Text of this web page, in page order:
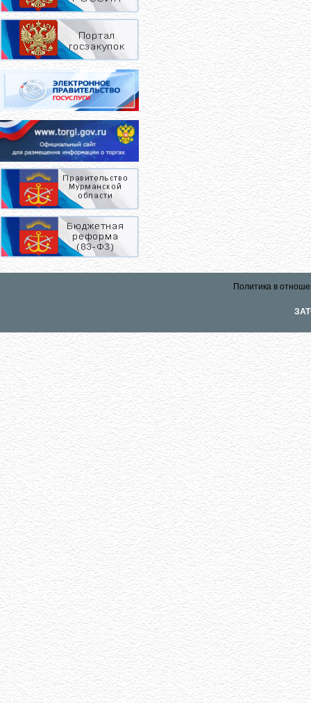
Политика в